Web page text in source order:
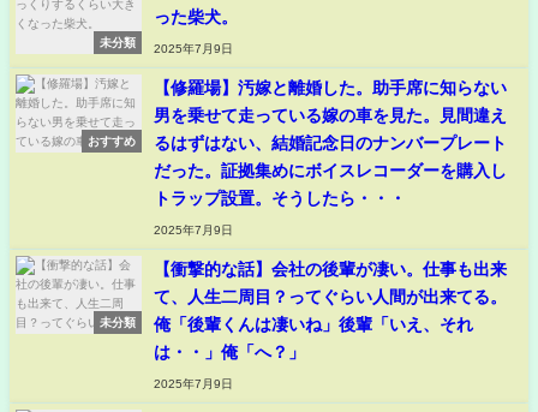
未分類
った柴犬。
2025年7月9日
おすすめ
【修羅場】汚嫁と離婚した。助手席に知らない
男を乗せて走っている嫁の車を見た。見間違え
るはずはない、結婚記念日のナンバープレート
だった。証拠集めにボイスレコーダーを購入し
トラップ設置。そうしたら・・・
2025年7月9日
未分類
【衝撃的な話】会社の後輩が凄い。仕事も出来
て、人生二周目？ってぐらい人間が出来てる。
俺「後輩くんは凄いね」後輩「いえ、それ
は・・」俺「へ？」
2025年7月9日